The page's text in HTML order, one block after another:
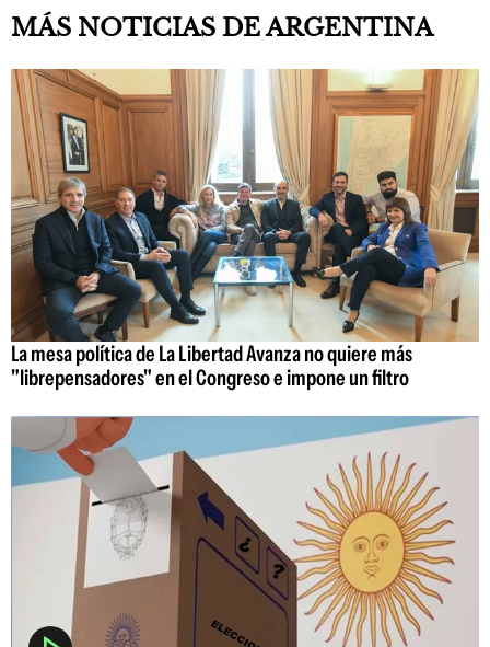
MÁS NOTICIAS DE ARGENTINA
La mesa política de La Libertad Avanza no quiere más
"librepensadores" en el Congreso e impone un filtro